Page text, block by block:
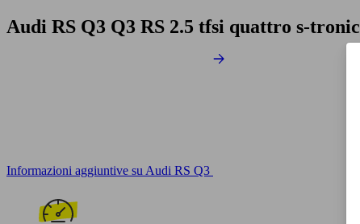
Audi RS Q3 Q3 RS 2.5 tfsi quattro s-tronic
Informazioni aggiuntive su Audi RS Q3